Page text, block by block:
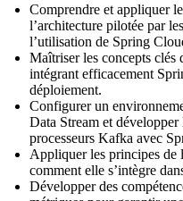
Comprendre et appliquer
l’architecture pilotée par
l’utilisation de Spring
Maîtriser les concepts clés
intégrant efficacement
déploiement.
Configurer un
Data Stream et
processeurs Kafka avec
Appliquer les principes de
comment elle s’intègre
Développer des